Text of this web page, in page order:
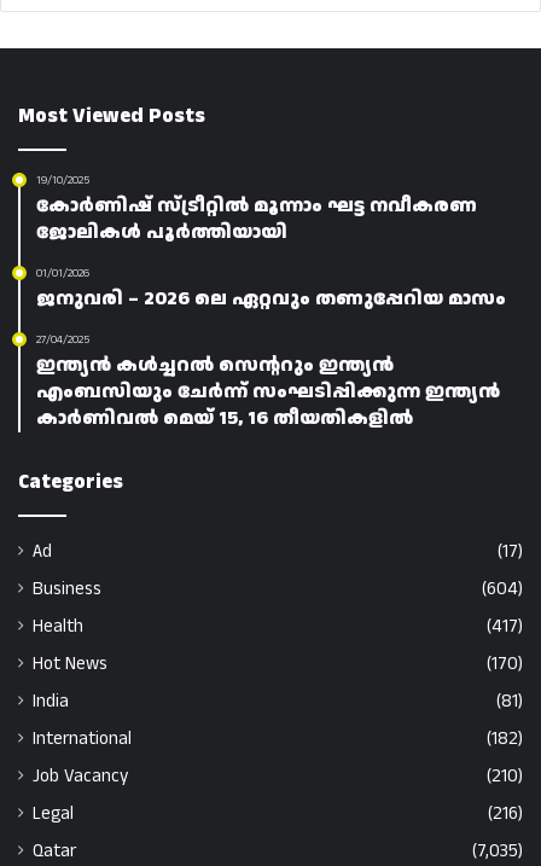
Most Viewed Posts
19/10/2025
കോർണിഷ് സ്ട്രീറ്റിൽ മൂന്നാം ഘട്ട നവീകരണ
ജോലികൾ പൂർത്തിയായി
01/01/2026
ജനുവരി – 2026 ലെ ഏറ്റവും തണുപ്പേറിയ മാസം
27/04/2025
ഇന്ത്യൻ കൾച്ചറൽ സെന്ററും ഇന്ത്യൻ
എംബസിയും ചേർന്ന് സംഘടിപ്പിക്കുന്ന ഇന്ത്യൻ
കാർണിവൽ മെയ് 15, 16 തീയതികളിൽ
Categories
Ad
(17)
Business
(604)
Health
(417)
Hot News
(170)
India
(81)
International
(182)
Job Vacancy
(210)
Legal
(216)
Qatar
(7,035)